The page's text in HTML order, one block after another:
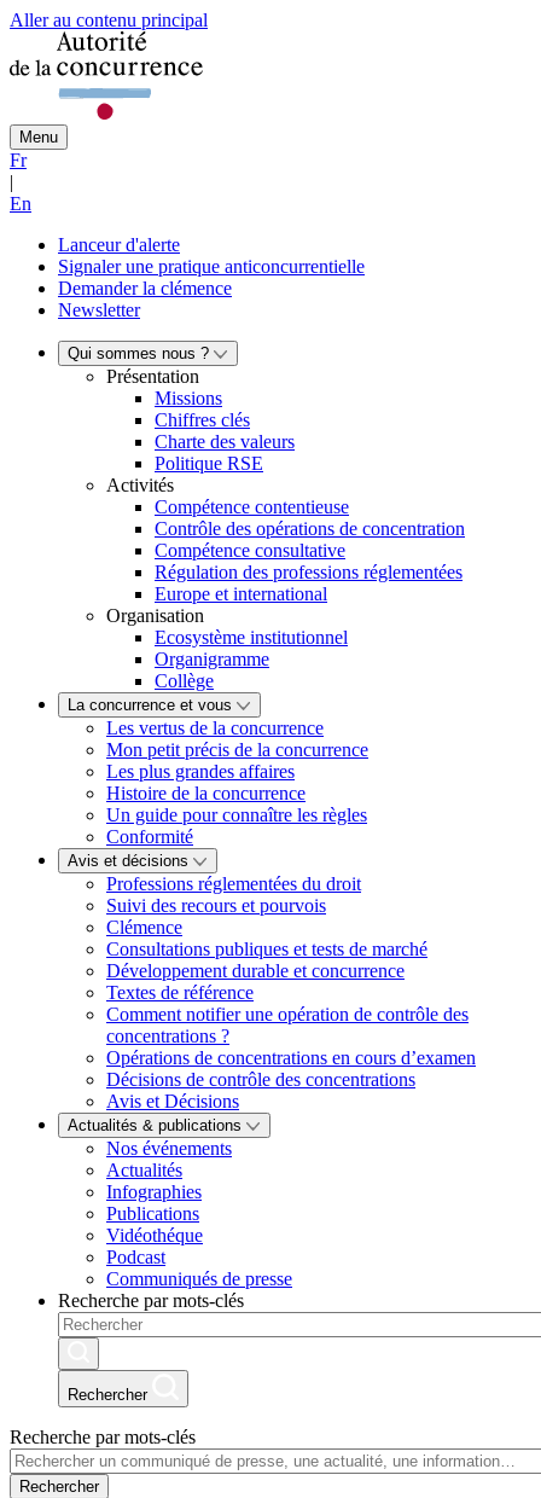
Aller au contenu principal
Menu
Fr
|
En
Lanceur d'alerte
Signaler une pratique anticoncurrentielle
Demander la clémence
Newsletter
Qui sommes nous ?
Présentation
Missions
Chiffres clés
Charte des valeurs
Politique RSE
Activités
Compétence contentieuse
Contrôle des opérations de concentration
Compétence consultative
Régulation des professions réglementées
Europe et international
Organisation
Ecosystème institutionnel
Organigramme
Collège
La concurrence et vous
Les vertus de la concurrence
Mon petit précis de la concurrence
Les plus grandes affaires
Histoire de la concurrence
Un guide pour connaître les règles
Conformité
Avis et décisions
Professions réglementées du droit
Suivi des recours et pourvois
Clémence
Consultations publiques et tests de marché
Développement durable et concurrence
Textes de référence
Comment notifier une opération de contrôle des
concentrations ?
Opérations de concentrations en cours d’examen
Décisions de contrôle des concentrations
Avis et Décisions
Actualités & publications
Nos événements
Actualités
Infographies
Publications
Vidéothéque
Podcast
Communiqués de presse
Recherche par mots-clés
Rechercher
Recherche par mots-clés
Rechercher